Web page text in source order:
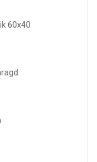
60x40